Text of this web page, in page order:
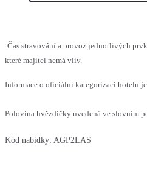
Čas stravování a provoz jednotlivých
které majitel nemá vliv.
Informace o oficiální kategorizaci hotelu
Polovina hvězdičky uvedená ve slovním
Kód nabídky: AGP2LAS